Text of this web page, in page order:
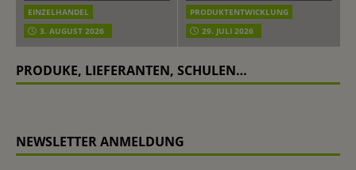
EINZELHANDEL
3. AUGUST 2026
PRODUKTENTWICKLUNG
29. JULI 2026
PRODUKE, LIEFERANTEN, SCHULEN…
NEWSLETTER ANMELDUNG